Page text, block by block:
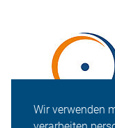
Wir verwenden